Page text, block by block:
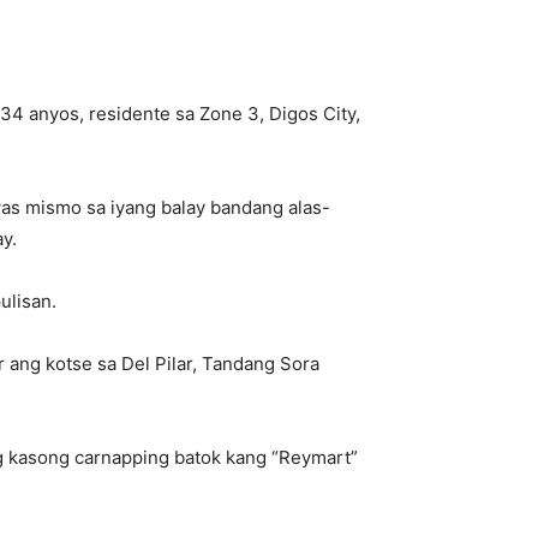
anyos, residente sa Zone 3, Digos City,
mismo sa iyang balay bandang alas-
kotse sa Del Pilar, Tandang Sora
carnapping batok kang “Reymart”